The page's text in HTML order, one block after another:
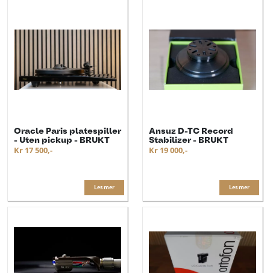
Oracle Paris platespiller
- Uten pickup - BRUKT
Kr 17 500,-
Les mer
Ansuz D-TC Record
Stabilizer - BRUKT
Kr 19 000,-
Les mer